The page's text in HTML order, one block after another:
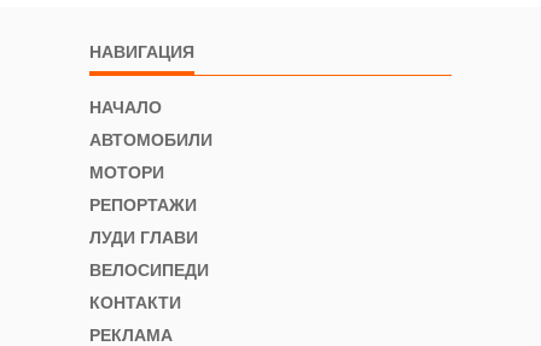
НАВИГАЦИЯ
НАЧАЛО
АВТОМОБИЛИ
МОТОРИ
РЕПОРТАЖИ
ЛУДИ ГЛАВИ
ВЕЛОСИПЕДИ
КОНТАКТИ
РЕКЛАМА